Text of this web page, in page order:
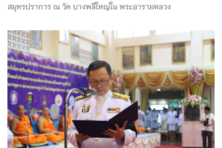
สมุทรปราการ ณ วัด บางพลีใหญ่ใน พระอารามหลวง